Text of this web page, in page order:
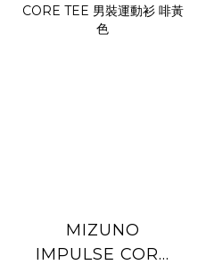
MIZUNO
IMPULSE CORE